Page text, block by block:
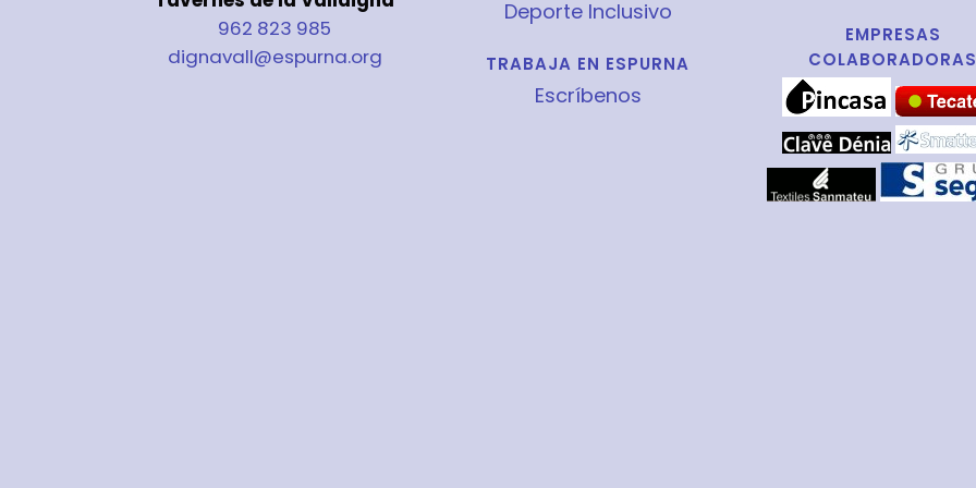
962 823 985
dignavall@espurna.org
Deporte Inclusivo
TRABAJA EN ESPURNA
Escríbenos
EMPRESAS
COLABORADORAS